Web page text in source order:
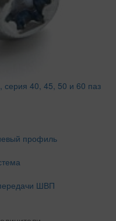
серия 40, 45, 50 и 60 паз
профиль
ШВП